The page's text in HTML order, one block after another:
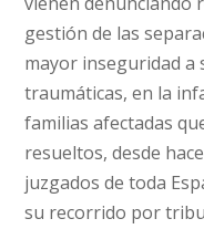
gestión de las
mayor inseguridad a
traumáticas, en la
familias afectadas
resueltos, desde
juzgados de toda
su recorrido por